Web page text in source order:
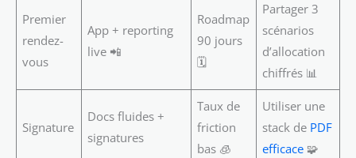
Premier
rendez-
vous
App + reporting
live 📲
Roadmap
90 jours
🗓️
Partager 3
scénarios
d’allocation
chiffrés 📊
Signature
Docs fluides +
signatures
Taux de
friction
bas 🧊
Utiliser une
stack de PDF
efficace 🧩